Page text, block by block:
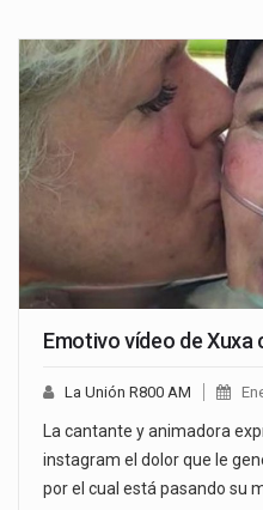
Emotivo vídeo de Xuxa
La Unión R800 AM
La cantante y animadora
instagram el dolor que le
por el cual está pasando su